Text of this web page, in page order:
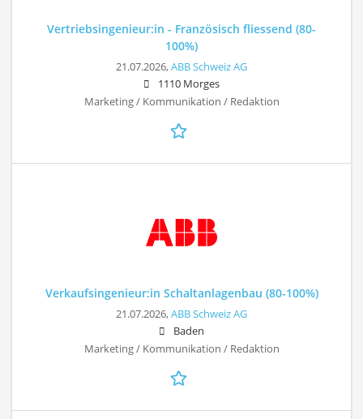
Vertriebsingenieur:in - Französisch fliessend (80-
100%)
21.07.2026,ABB Schweiz AG
1110 Morges
Marketing / Kommunikation / Redaktion
Verkaufsingenieur:in Schaltanlagenbau (80-100%)
21.07.2026,ABB Schweiz AG
Baden
Marketing / Kommunikation / Redaktion